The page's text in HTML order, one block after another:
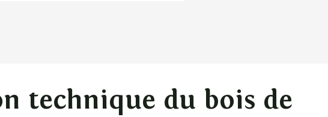
technique du bois de